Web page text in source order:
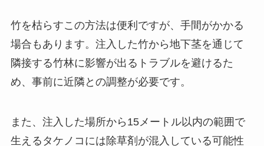
竹を枯らすこの方法は便利ですが、手間がかかる
場合もあります。注入した竹から地下茎を通じて
隣接する竹林に影響が出るトラブルを避けるた
め、事前に近隣との調整が必要です。
また、注入した場所から15メートル以内の範囲で
生えるタケノコには除草剤が混入している可能性